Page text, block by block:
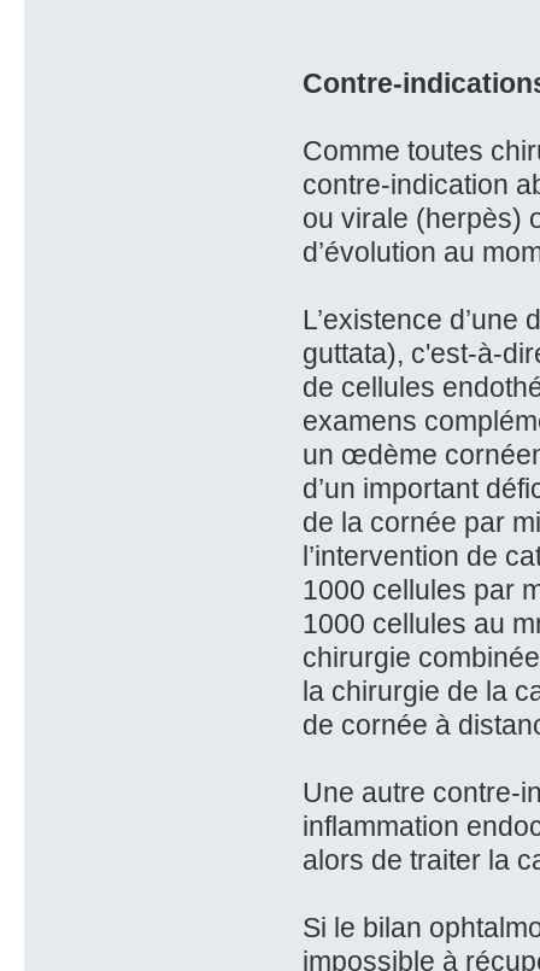
Contre-
Comme toutes
contre-indication
ou virale (herpès)
d’évolution au
L’existence
guttata), c'est-à-
de cellules
examens
un œdème
d’un important
de la cornée par
l’intervention de
1000 cellules par
1000 cellules au
chirurgie
la chirurgie de la
de cornée à
Une autre contre-
inflammation
alors de traiter la
Si le bilan
impossible à